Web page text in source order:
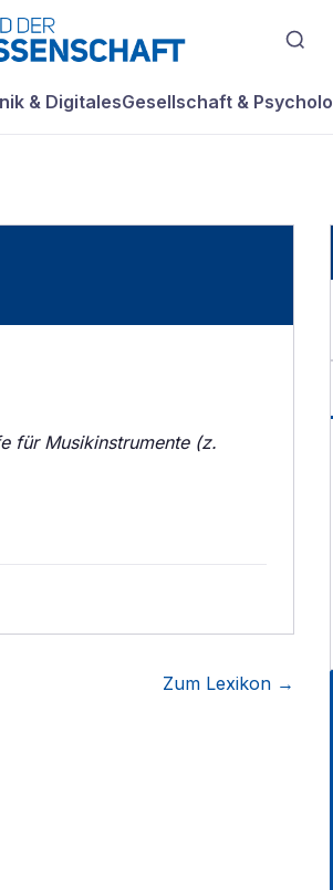
& DigitalesGesellschaft &
für Musikinstrumente (z.
Zum Lexikon →